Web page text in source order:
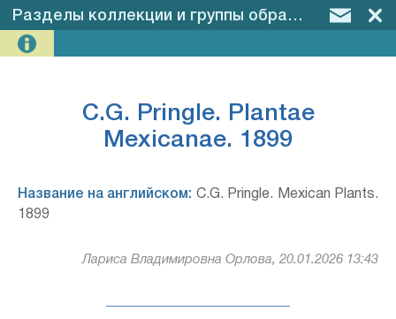
Разделы коллекции и группы образцов –C.G.
C.G. Pringle. Plantae
Mexicanae. 1899
Название на английском: C.G. Pringle. Mexican Plants.
1899
Лариса Владимировна Орлова, 20.01.2026 13:43